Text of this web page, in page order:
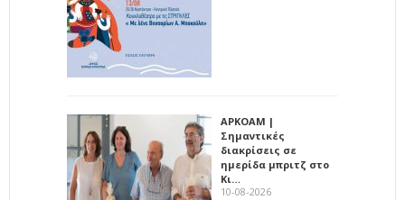
ΑΡΚΟΑΜ |
Σημαντικές
διακρίσεις σε
ημερίδα μπριτζ στο
Κι…
10-08-2026